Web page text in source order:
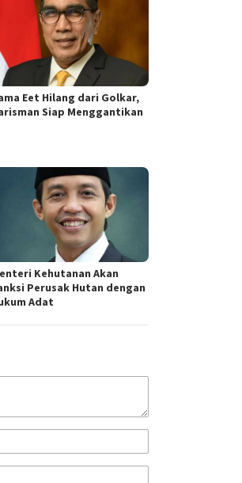
Eet Hilang dari Golkar,
Siap Menggantikan
Kehutanan Akan
Perusak Hutan dengan
Adat